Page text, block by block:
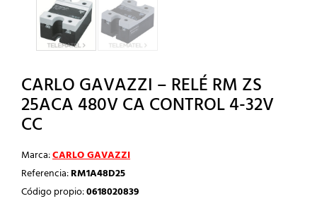
CARLO GAVAZZI – RELÉ RM ZS
25ACA 480V CA CONTROL 4-32V
CC
Marca:CARLO GAVAZZI
Referencia:RM1A48D25
Código propio:0618020839